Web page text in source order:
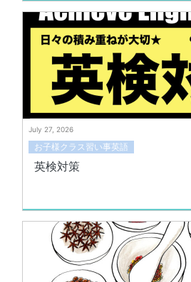
July 27, 2026
お子様クラス習い事英語
英検対策